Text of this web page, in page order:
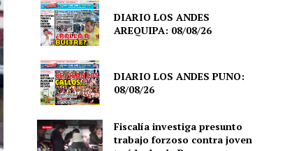
DIARIO LOS ANDES
AREQUIPA: 08/08/26
DIARIO LOS ANDES PUNO:
08/08/26
Fiscalía investiga presunto
trabajo forzoso contra joven